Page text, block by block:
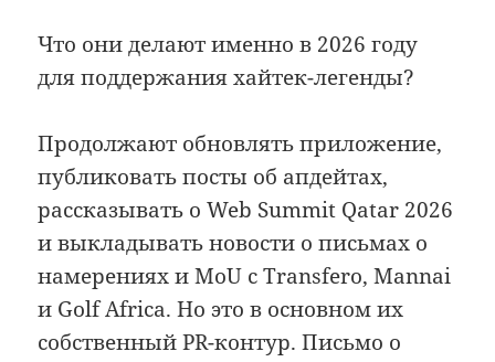
Что они делают именно в 2026 году
для поддержания хайтек-легенды?
Продолжают обновлять приложение,
публиковать посты об апдейтах,
рассказывать о Web Summit Qatar 2026
и выкладывать новости о письмах о
намерениях и MoU с Transfero, Mannai
и Golf Africa. Но это в основном их
собственный PR-контур. Письмо о